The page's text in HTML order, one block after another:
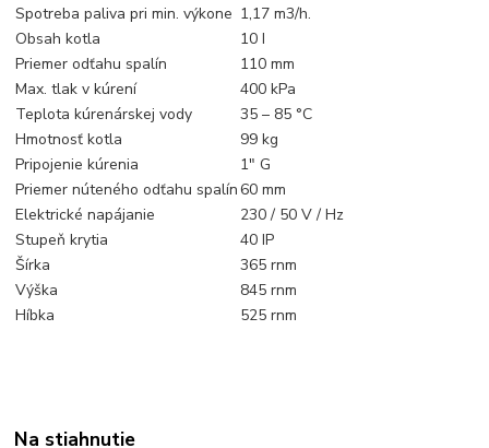
Spotreba paliva pri min. výkone 1,17 m3/h.
Obsah kotla
10 I
Priemer odťahu spalín
110 mm
Max. tlak v kúrení
400 kPa
Teplota kúrenárskej vody
35 – 85 °C
Hmotnosť kotla
99 kg
Pripojenie kúrenia
1" G
Priemer núteného odťahu spalín60 mm
Elektrické napájanie
230 / 50 V / Hz
Stupeň krytia
40 IP
Šírka
365 rnm
Výška
845 rnm
Híbka
525 rnm
Na stiahnutie